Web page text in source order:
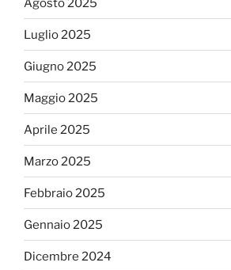
Agosto 2025
Luglio 2025
Giugno 2025
Maggio 2025
Aprile 2025
Marzo 2025
Febbraio 2025
Gennaio 2025
Dicembre 2024